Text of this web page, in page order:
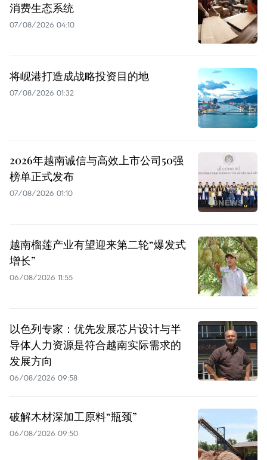
消费生态系统
07/08/2026 04:10
将岘港打造成战略投资目的地
07/08/2026 01:32
2026年越南诚信与高效上市公司50强
榜单正式发布
07/08/2026 01:10
越南榴莲产业有望迎来第二轮“爆发式
增长”
06/08/2026 11:55
以色列专家：优先发展芯片设计与半
导体人力资源是符合越南实际需求的
发展方向
06/08/2026 09:58
破解木材深加工原料“瓶颈”
06/08/2026 09:50